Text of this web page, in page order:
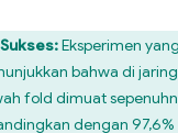
Sukses:Eksperimen
bahwa di
fold dimuat
dengan